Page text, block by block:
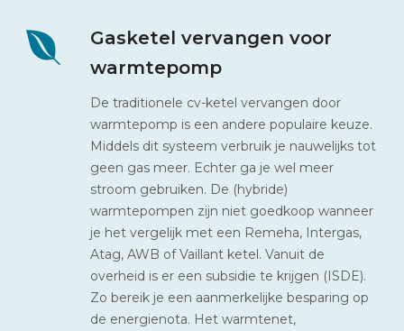
Gasketel vervangen voor
warmtepomp
De traditionele cv-ketel vervangen door
warmtepomp is een andere populaire keuze.
Middels dit systeem verbruik je nauwelijks tot
geen gas meer. Echter ga je wel meer
stroom gebruiken. De (hybride)
warmtepompen zijn niet goedkoop wanneer
je het vergelijk met een Remeha, Intergas,
Atag, AWB of Vaillant ketel. Vanuit de
overheid is er een subsidie te krijgen (ISDE).
Zo bereik je een aanmerkelijke besparing op
de energienota. Het warmtenet,